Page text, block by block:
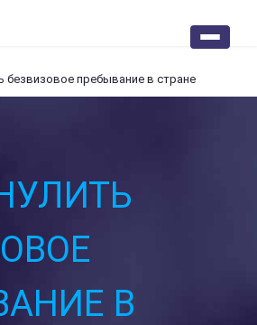
безвизовое пребывание в стране
В